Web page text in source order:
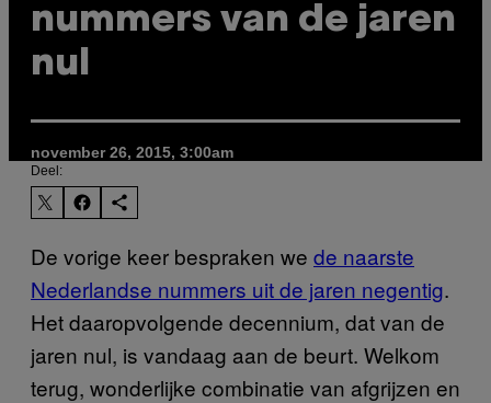
nummers van de jaren
nul
november 26, 2015, 3:00am
Deel:
De vorige keer bespraken we de naarste
Nederlandse nummers uit de jaren negentig.
Het daaropvolgende decennium, dat van de
jaren nul, is vandaag aan de beurt. Welkom
terug, wonderlijke combinatie van afgrijzen en